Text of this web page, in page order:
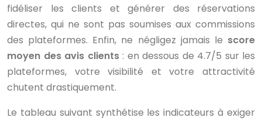
fidéliser les clients et générer des réservations
directes, qui ne sont pas soumises aux commissions
des plateformes. Enfin, ne négligez jamais le score
moyen des avis clients: en dessous de 4.7/5 sur les
plateformes, votre visibilité et votre attractivité
chutent drastiquement.
Le tableau suivant synthétise les indicateurs à exiger